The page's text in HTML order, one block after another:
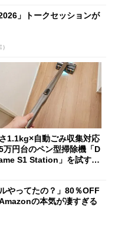
」トークセッションが
1.1kg×自動ごみ収集対応
万円台のペン型掃除機「D
S1 Station」を試す
やってたの？」80％OFF
の本気が凄すぎる